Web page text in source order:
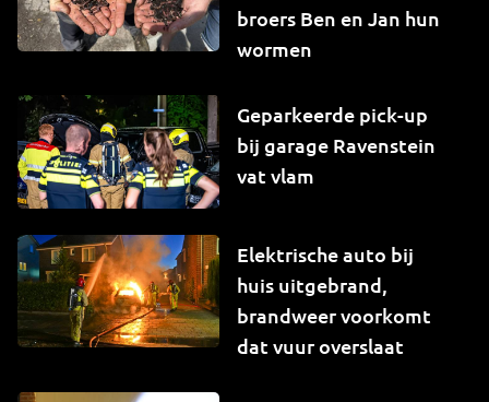
broers Ben en Jan hun
wormen
Geparkeerde pick-up
bij garage Ravenstein
vat vlam
Elektrische auto bij
huis uitgebrand,
brandweer voorkomt
dat vuur overslaat